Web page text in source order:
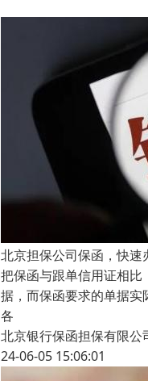
北京担保公司保函，快速
把保函与跟单信用证相
据，而保函要求的单据
各
北京银行保函担保有限公
24-06-05 15:06:01